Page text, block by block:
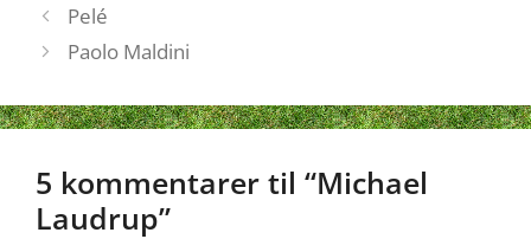
Pelé
Paolo Maldini
5 kommentarer til “Michael
Laudrup”